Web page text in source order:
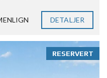
DETALJER
RESERVERT